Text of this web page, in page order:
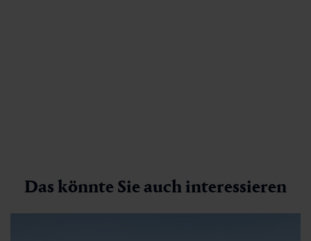
Das könnte Sie auch interessieren